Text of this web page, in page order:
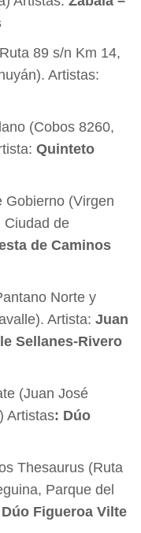
89 s/n Km 14,
Artistas:
(Cobos 8260,
Quinteto
Gobierno (Virgen
Ciudad de
de Caminos
Norte y
Artista: Juan
Sellanes-Rivero
(Juan José
Artistas: Dúo
Thesaurus (Ruta
Parque del
Dúo Figueroa Vilte